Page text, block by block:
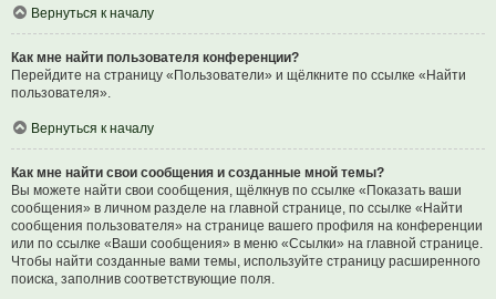
Вернуться к началу
Как мне найти пользователя конференции?
Перейдите на страницу «Пользователи» и щёлкните по ссылке «Найти
пользователя».
Вернуться к началу
Как мне найти свои сообщения и созданные мной темы?
Вы можете найти свои сообщения, щёлкнув по ссылке «Показать ваши
сообщения» в личном разделе на главной странице, по ссылке «Найти
сообщения пользователя» на странице вашего профиля на конференции
или по ссылке «Ваши сообщения» в меню «Ссылки» на главной странице.
Чтобы найти созданные вами темы, используйте страницу расширенного
поиска, заполнив соответствующие поля.